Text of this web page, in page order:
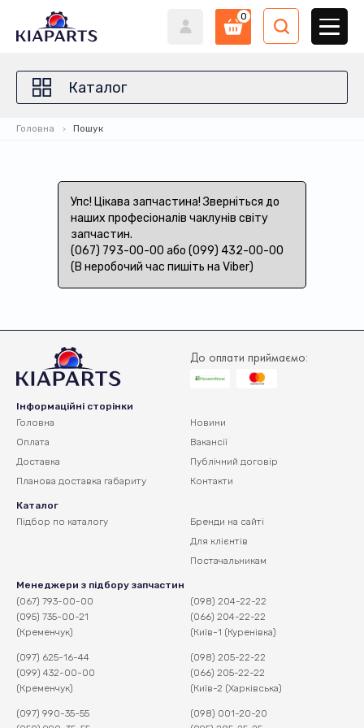
0
Каталог
Головна Пошук
Упс! Цікава запчастина! Зверніться до
наших професіоналів чаклунів світу
запчастин.
(067) 793-00-00 або (099) 432-00-00
(В неробочий час пишіть на Viber)
До оплати приймаємо:
Інформаційні сторінки
Головна
Оплата
Доставка
Планова доставка габариту
Новини
Вакансії
Публічний договір
Контакти
Каталог
Підбор по каталогу
Бренди на сайті
Для клієнтів
Постачальникам
Менеджери з підбору запчастин
(067) 793-00-00
(095) 735-00-21
(Кременчук)
(097) 625-16-44
(099) 432-00-00
(Кременчук)
(097) 990-35-55
(098) 204-22-22
(066) 204-22-22
(Київ-1 (Куренівка)
(098) 205-22-22
(066) 205-22-22
(Київ-2 (Харківська)
(098) 001-20-20